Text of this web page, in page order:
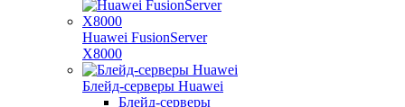
Huawei FusionServer
X8000
Блейд-серверы Huawei
Блейд-серверы